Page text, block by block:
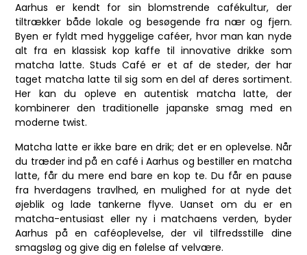
Aarhus er kendt for sin blomstrende cafékultur, der
tiltrækker både lokale og besøgende fra nær og fjern.
Byen er fyldt med hyggelige caféer, hvor man kan nyde
alt fra en klassisk kop kaffe til innovative drikke som
matcha latte. Studs Café er et af de steder, der har
taget matcha latte til sig som en del af deres sortiment.
Her kan du opleve en autentisk matcha latte, der
kombinerer den traditionelle japanske smag med en
moderne twist.
Matcha latte er ikke bare en drik; det er en oplevelse. Når
du træder ind på en café i Aarhus og bestiller en matcha
latte, får du mere end bare en kop te. Du får en pause
fra hverdagens travlhed, en mulighed for at nyde det
øjeblik og lade tankerne flyve. Uanset om du er en
matcha-entusiast eller ny i matchaens verden, byder
Aarhus på en caféoplevelse, der vil tilfredsstille dine
smagsløg og give dig en følelse af velvære.